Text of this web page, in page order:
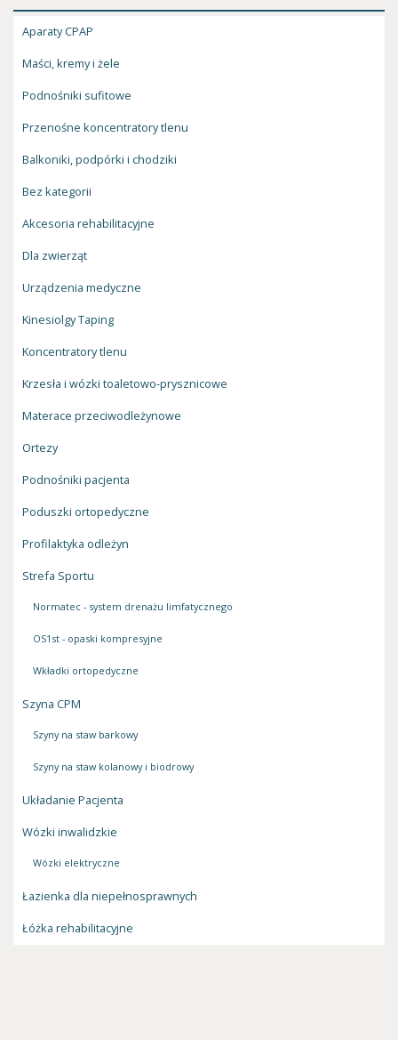
Aparaty CPAP
Maści, kremy i żele
Podnośniki sufitowe
Przenośne koncentratory tlenu
Balkoniki, podpórki i chodziki
Bez kategorii
Akcesoria rehabilitacyjne
Dla zwierząt
Urządzenia medyczne
Kinesiolgy Taping
Koncentratory tlenu
Krzesła i wózki toaletowo-prysznicowe
Materace przeciwodleżynowe
Ortezy
Podnośniki pacjenta
Poduszki ortopedyczne
Profilaktyka odleżyn
Strefa Sportu
Normatec - system drenażu limfatycznego
OS1st - opaski kompresyjne
Wkładki ortopedyczne
Szyna CPM
Szyny na staw barkowy
Szyny na staw kolanowy i biodrowy
Układanie Pacjenta
Wózki inwalidzkie
Wózki elektryczne
Łazienka dla niepełnosprawnych
Łóżka rehabilitacyjne